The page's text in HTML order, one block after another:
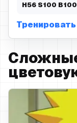
H56 S100 B100